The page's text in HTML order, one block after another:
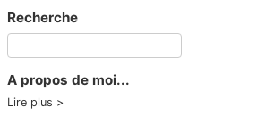
Recherche
A propos de moi...
Lire plus